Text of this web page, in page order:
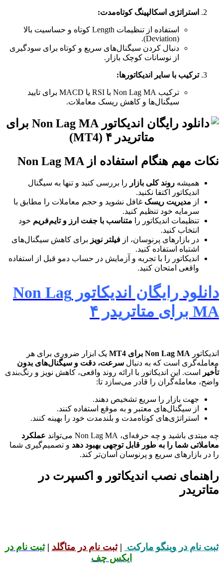
استراتژی اسکالپینگ کوتاه‌مدت:
استفاده از تنظیمات Length کوتاه و حساسیت بالا
(Deviation).
دنبال کردن سیگنال‌های سریع و کوتاه برای سودگیری
از نوسانات کوچک بازار.
ترکیب با سایر اندیکاتورها:
ترکیب Non Lag MA با RSI یا MACD برای تایید
سیگنال‌ها و کاهش ریسک معاملات.
نکات مهم هنگام استفاده از Non Lag MA
همیشه روند کلی بازار را بررسی کنید و تنها به سیگنال
اندیکاتور اکتفا نکنید.
از مدیریت ریسک غافل نشوید و حجم معاملات را مطابق با
سرمایه خود تنظیم کنید.
تنظیمات اندیکاتور را متناسب با جفت ارز و تایم‌فریم خود
انتخاب کنید.
در بازارهای پرنوسان، از فیلتر نویز برای کاهش سیگنال‌های
اشتباه استفاده کنید.
اندیکاتور را با تجربه و آزمایش در حساب دمو قبل از استفاده
واقعی امتحان کنید.
دانلود رایگان اندیکاتور Non Lag
MA برای متاتریدر ۴
اندیکاتور Non Lag MA برای MT4
یک ابزار ضروری برای هر
معامله‌گری است که به دنبال سرعت، دقت و سیگنال‌های بدون
تأخیر
است. این اندیکاتور با ارائه روند واقعی، کاهش نویز و رنگ‌بندی
واضح، معامله‌گران را قادر می‌سازد تا:
جهت بازار را سریع تشخیص دهند.
از سیگنال‌های معتبر و به موقع استفاده کنند.
استراتژی‌های کوتاه‌مدت و بلندمدت خود را بهینه کنند.
چه مبتدی باشید و چه حرفه‌ای، Non Lag MA می‌تواند
عملکرد
معاملاتی شما را به طور قابل توجهی بهبود دهد و تصمیم‌گیری شما
را در بازارهای سریع و پرنوسان آسان‌تر کند.
راهنمای نصب اندیکاتور و اکسپرت در
متاتریدر
ثبت نام در وینگو مارکت |ثبت نام در متاگلد |ثبت نام در
ایکس چف